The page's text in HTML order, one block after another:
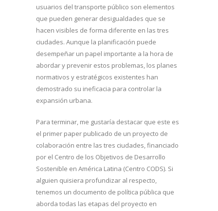
usuarios del transporte público son elementos
que pueden generar desigualdades que se
hacen visibles de forma diferente en las tres
ciudades. Aunque la planificación puede
desempeñar un papel importante a la hora de
abordar y prevenir estos problemas, los planes
normativos y estratégicos existentes han
demostrado su ineficacia para controlar la
expansión urbana.
Para terminar, me gustaría destacar que este es
el primer paper publicado de un proyecto de
colaboración entre las tres ciudades, financiado
por el Centro de los Objetivos de Desarrollo
Sostenible en América Latina (Centro CODS). Si
alguien quisiera profundizar al respecto,
tenemos un documento de política pública que
aborda todas las etapas del proyecto en